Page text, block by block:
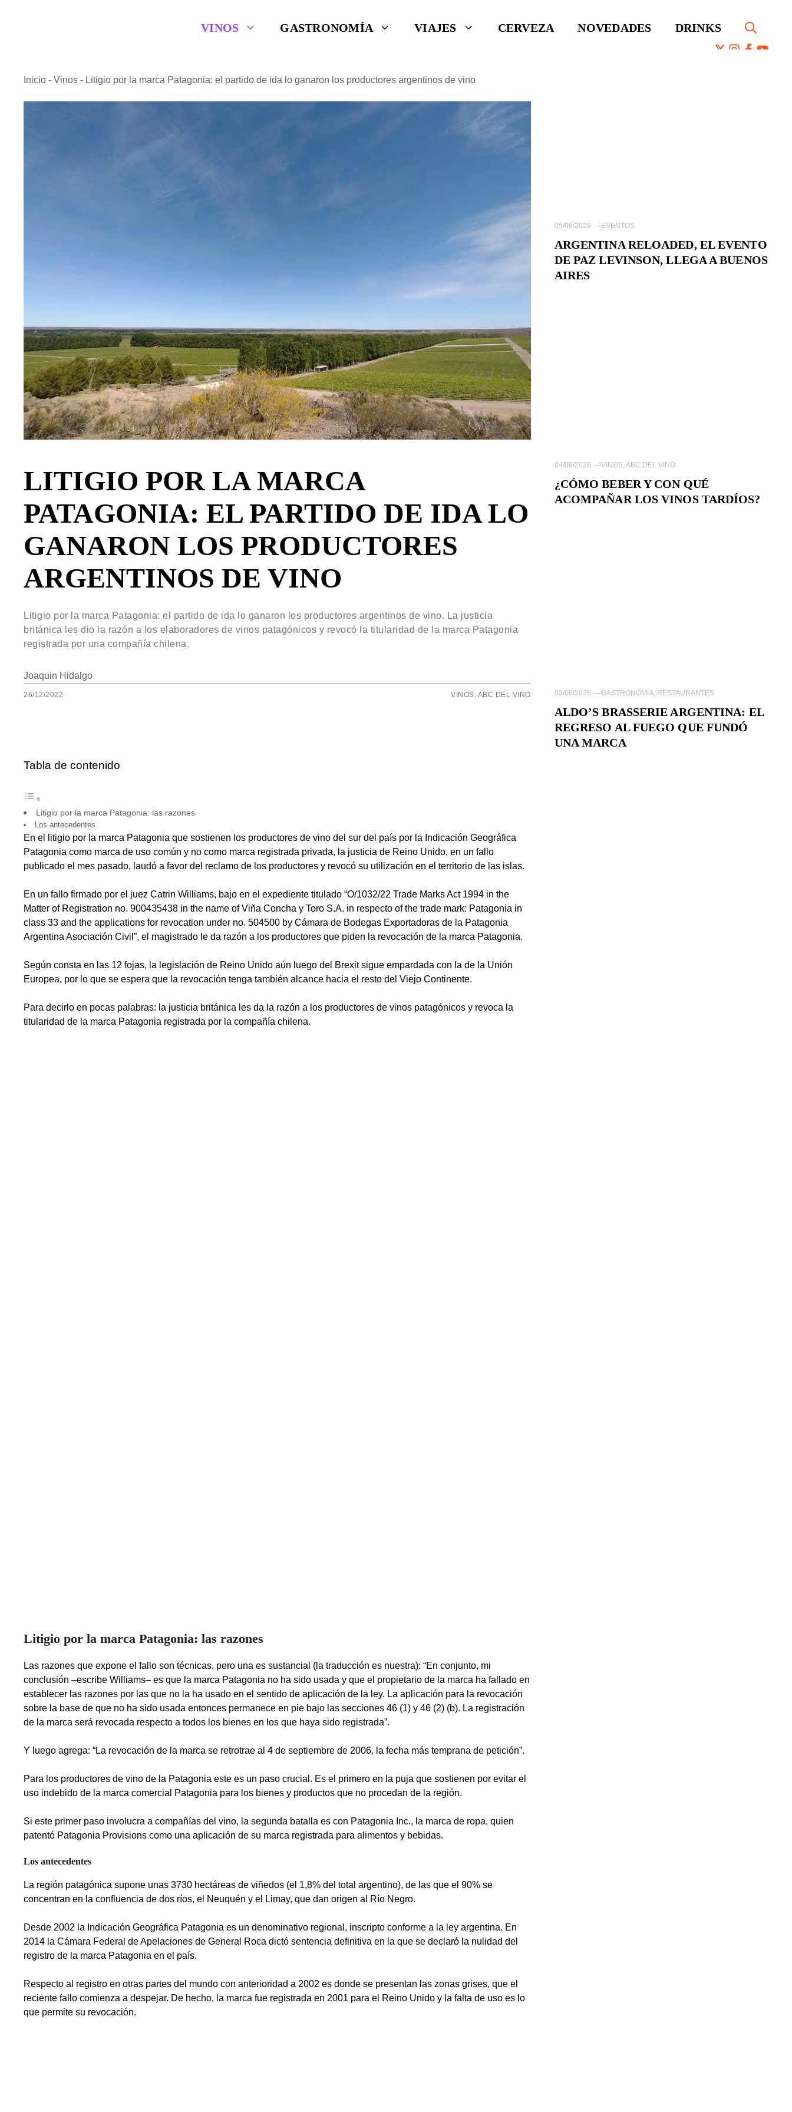
VINOS GASTRONOMÍA VIAJES CERVEZA NOVEDADES DRINKS
Inicio - Vinos - Litigio por la marca Patagonia: el partido de ida lo ganaron los productores argentinos de vino
LITIGIO POR LA MARCA
PATAGONIA: EL PARTIDO DE IDA LO
GANARON LOS PRODUCTORES
ARGENTINOS DE VINO
Litigio por la marca Patagonia: el partido de ida lo ganaron los productores argentinos de vino. La justicia
británica les dio la razón a los elaboradores de vinos patagónicos y revocó la titularidad de la marca Patagonia
registrada por una compañía chilena.
Joaquin Hidalgo
26/12/2022 VINOS ABC DEL VINO
Tabla de contenido
Litigio por la marca Patagonia: las razones
Los antecedentes
En el litigio por la marca Patagonia que sostienen los productores de vino del sur del país por la Indicación Geográfica
Patagonia como marca de uso común y no como marca registrada privada, la justicia de Reino Unido, en un fallo
publicado el mes pasado, laudó a favor del reclamo de los productores y revocó su utilización en el territorio de las islas.
En un fallo firmado por el juez Catrin Williams, bajo en el expediente titulado “O/1032/22 Trade Marks Act 1994 in the
Matter of Registration no. 900435438 in the name of Viña Concha y Toro S.A. in respecto of the trade mark: Patagonia in
class 33 and the applications for revocation under no. 504500 by Cámara de Bodegas Exportadoras de la Patagonia
Argentina Asociación Civil”, el magistrado le da razón a los productores que piden la revocación de la marca Patagonia.
Según consta en las 12 fojas, la legislación de Reino Unido aún luego del Brexit sigue empardada con la de la Unión
Europea, por lo que se espera que la revocación tenga también alcance hacia el resto del Viejo Continente.
Para decirlo en pocas palabras: la justicia británica les da la razón a los productores de vinos patagónicos y revoca la
titularidad de la marca Patagonia registrada por la compañía chilena.
Litigio por la marca Patagonia: las razones
Las razones que expone el fallo son técnicas, pero una es sustancial (la traducción es nuestra): “En conjunto, mi
conclusión –escribe Williams– es que la marca Patagonia no ha sido usada y que el propietario de la marca ha fallado en
establecer las razones por las que no la ha usado en el sentido de aplicación de la ley. La aplicación para la revocación
sobre la base de que no ha sido usada entonces permanece en pie bajo las secciones 46 (1) y 46 (2) (b). La registración
de la marca será revocada respecto a todos los bienes en los que haya sido registrada”.
Y luego agrega: “La revocación de la marca se retrotrae al 4 de septiembre de 2006, la fecha más temprana de petición”.
Para los productores de vino de la Patagonia este es un paso crucial. Es el primero en la puja que sostienen por evitar el
uso indebido de la marca comercial Patagonia para los bienes y productos que no procedan de la región.
Si este primer paso involucra a compañías del vino, la segunda batalla es con Patagonia Inc., la marca de ropa, quien
patentó Patagonia Provisions como una aplicación de su marca registrada para alimentos y bebidas.
Los antecedentes
La región patagónica supone unas 3730 hectáreas de viñedos (el 1,8% del total argentino), de las que el 90% se
concentran en la confluencia de dos ríos, el Neuquén y el Limay, que dan origen al Río Negro.
Desde 2002 la Indicación Geográfica Patagonia es un denominativo regional, inscripto conforme a la ley argentina. En
2014 la Cámara Federal de Apelaciones de General Roca dictó sentencia definitiva en la que se declaró la nulidad del
registro de la marca Patagonia en el país.
Respecto al registro en otras partes del mundo con anterioridad a 2002 es donde se presentan las zonas grises, que el
reciente fallo comienza a despejar. De hecho, la marca fue registrada en 2001 para el Reino Unido y la falta de uso es lo
que permite su revocación.
05/08/2026 —EVENTOS
ARGENTINA RELOADED, EL EVENTO
DE PAZ LEVINSON, LLEGA A BUENOS
AIRES
04/08/2026 —VINOS, ABC DEL VINO
¿CÓMO BEBER Y CON QUÉ
ACOMPAÑAR LOS VINOS TARDÍOS?
03/08/2026 —GASTRONOMÍA, RESTAURANTES
ALDO’S BRASSERIE ARGENTINA: EL
REGRESO AL FUEGO QUE FUNDÓ
UNA MARCA